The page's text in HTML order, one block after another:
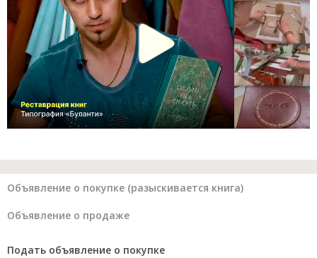
Объявление о покупке (разыскивается книга)
Объявление о продаже
Подать объявление о покупке